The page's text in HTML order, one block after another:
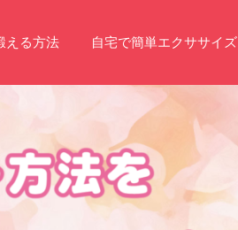
える方法 自宅で簡単エクササイズ